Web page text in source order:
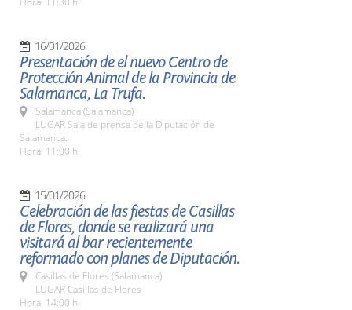
16/01/2026
Presentación de el nuevo Centro de
Protección Animal de la Provincia de
Salamanca, La Trufa.
Salamanca (Salamanca)
LUGAR Sala de prensa de la Diputación de
Salamanca.
Hora: 11:00 h.
15/01/2026
Celebración de las fiestas de Casillas
de Flores, donde se realizará una
visitará al bar recientemente
reformado con planes de Diputación.
Casillas de Flores (Salamanca)
LUGAR Casillas de Flores
Hora: 14:00 h.